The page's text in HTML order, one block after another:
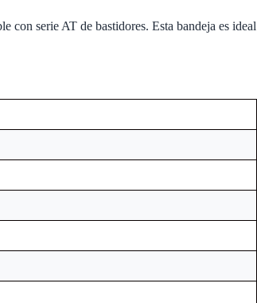
con serie AT de bastidores. Esta bandeja es ideal